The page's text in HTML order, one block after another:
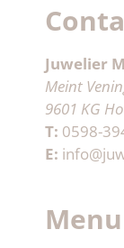
Juwelier
Meint
9601 KG
T: 0598-
E:
Menu